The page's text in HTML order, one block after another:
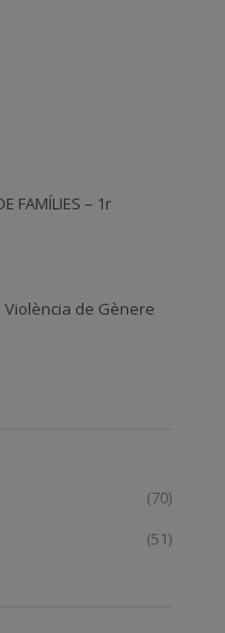
FAMÍLIES – 1r
de Gènere
(70)
(51)